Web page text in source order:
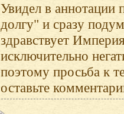
Увидел в аннотации
долгу" и сразу
здравствует
исключительно
поэтому просьба к
оставьте